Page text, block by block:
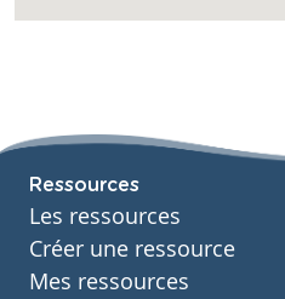
Ressources
Les ressources
Créer une ressource
Mes ressources